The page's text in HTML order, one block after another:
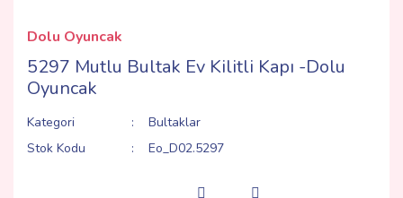
Dolu Oyuncak
5297 Mutlu Bultak Ev Kilitli Kapı -Dolu
Oyuncak
Kategori
Bultaklar
Stok Kodu
Eo_D02.5297